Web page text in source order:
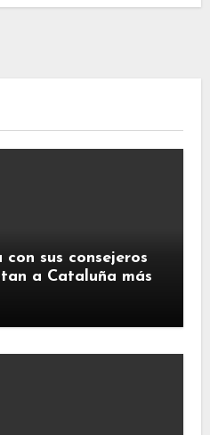
con sus consejeros
a Cataluña más